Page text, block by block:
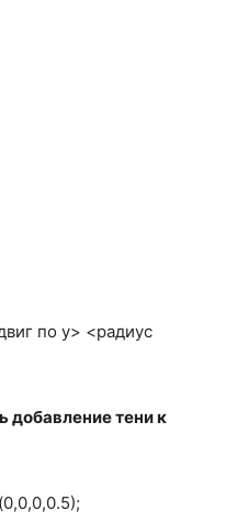
по у> <радиуc
добавление тени к